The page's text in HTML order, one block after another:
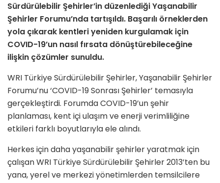
Sürdürülebilir Şehirler’in düzenlediği Yaşanabilir
Şehirler Forumu’nda tartışıldı. Başarılı örneklerden
yola çıkarak kentleri yeniden kurgulamak için
COVID-19’un nasıl fırsata dönüştürebileceğine
ilişkin çözümler sunuldu.
WRI Türkiye Sürdürülebilir Şehirler, Yaşanabilir Şehirler
Forumu’nu ‘COVID-19 Sonrası Şehirler’ temasıyla
gerçekleştirdi. Forumda COVID-19’un şehir
planlaması, kent içi ulaşım ve enerji verimliliğine
etkileri farklı boyutlarıyla ele alındı.
Herkes için daha yaşanabilir şehirler yaratmak için
çalışan WRI Türkiye Sürdürülebilir Şehirler 2013’ten bu
yana, yerel ve merkezi yönetimlerden temsilcilere